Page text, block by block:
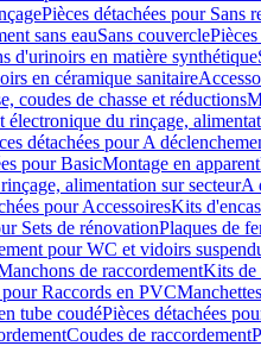
Pièces détachées pour Sans
sans eauSans couvercle
d'urinoirs en matière synthétique
en céramique sanitaire
coudes de chasse et réductions
électronique du rinçage,
détachées pour A
pour BasicMontage en apparent
alimentation sur secteurA
pour AccessoiresKits
Sets de rénovationPlaques de
pour WC et vidoirs
de raccordementKits de
pour Raccords en PVC
tube coudéPièces détachées
Coudes de raccordement